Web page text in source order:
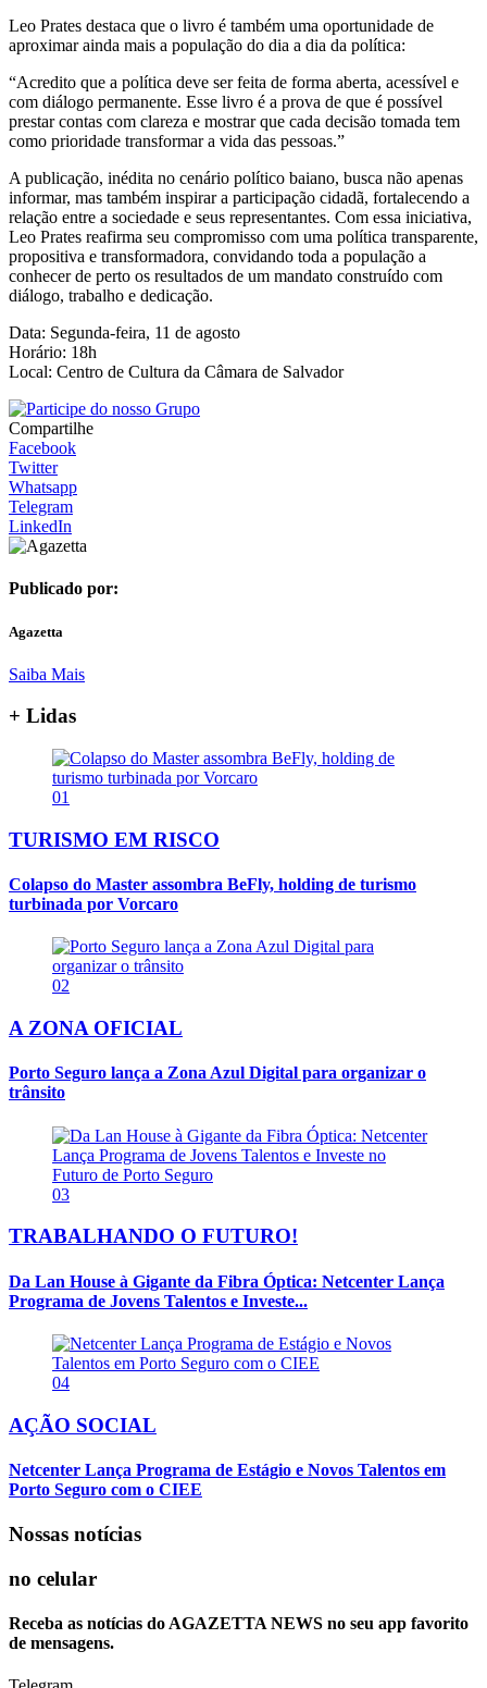
Leo Prates destaca que o livro é também uma oportunidade de
aproximar ainda mais a população do dia a dia da política:
“Acredito que a política deve ser feita de forma aberta, acessível e
com diálogo permanente. Esse livro é a prova de que é possível
prestar contas com clareza e mostrar que cada decisão tomada tem
como prioridade transformar a vida das pessoas.”
A publicação, inédita no cenário político baiano, busca não apenas
informar, mas também inspirar a participação cidadã, fortalecendo a
relação entre a sociedade e seus representantes. Com essa iniciativa,
Leo Prates reafirma seu compromisso com uma política transparente,
propositiva e transformadora, convidando toda a população a
conhecer de perto os resultados de um mandato construído com
diálogo, trabalho e dedicação.
Data: Segunda-feira, 11 de agosto
Horário: 18h
Local: Centro de Cultura da Câmara de Salvador
Compartilhe
Facebook
Twitter
Whatsapp
Telegram
LinkedIn
Publicado por:
Agazetta
Saiba Mais
+ Lidas
01
TURISMO EM RISCO
Colapso do Master assombra BeFly, holding de turismo
turbinada por Vorcaro
02
A ZONA OFICIAL
Porto Seguro lança a Zona Azul Digital para organizar o
trânsito
03
TRABALHANDO O FUTURO!
Da Lan House à Gigante da Fibra Óptica: Netcenter Lança
Programa de Jovens Talentos e Investe...
04
AÇÃO SOCIAL
Netcenter Lança Programa de Estágio e Novos Talentos em
Porto Seguro com o CIEE
Nossas notícias
no celular
Receba as notícias do AGAZETTA NEWS no seu app favorito
de mensagens.